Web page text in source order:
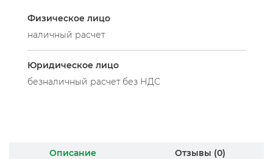
Физическое лицо
наличный расчет
Юридическое лицо
безналичный расчет без НДС
Описание Отзывы (0)